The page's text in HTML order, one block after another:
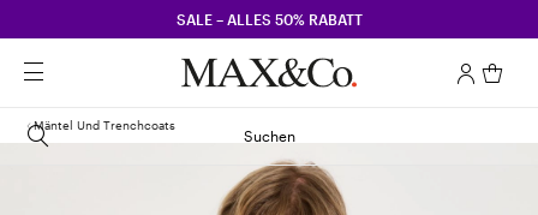
SALE – ALLES 50% RABATT
Suchen
Mäntel Und Trenchcoats